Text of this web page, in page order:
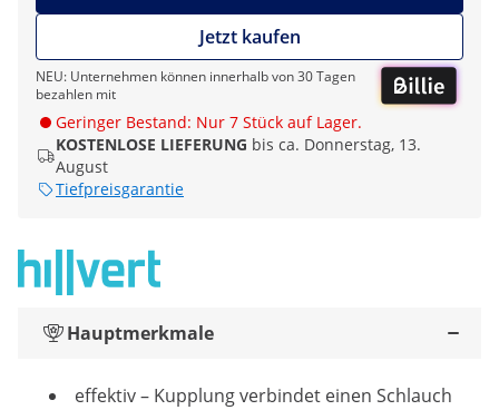
Jetzt kaufen
NEU: Unternehmen können innerhalb von 30 Tagen
bezahlen mit
Geringer Bestand: Nur 7 Stück auf Lager.
KOSTENLOSE LIEFERUNG bis ca. Donnerstag, 13.
August
Tiefpreisgarantie
Hauptmerkmale
effektiv – Kupplung verbindet einen Schlauch